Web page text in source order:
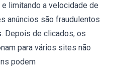
limitando a velocidade de
anúncios são fraudulentos
Depois de clicados, os
para vários sites não
podem